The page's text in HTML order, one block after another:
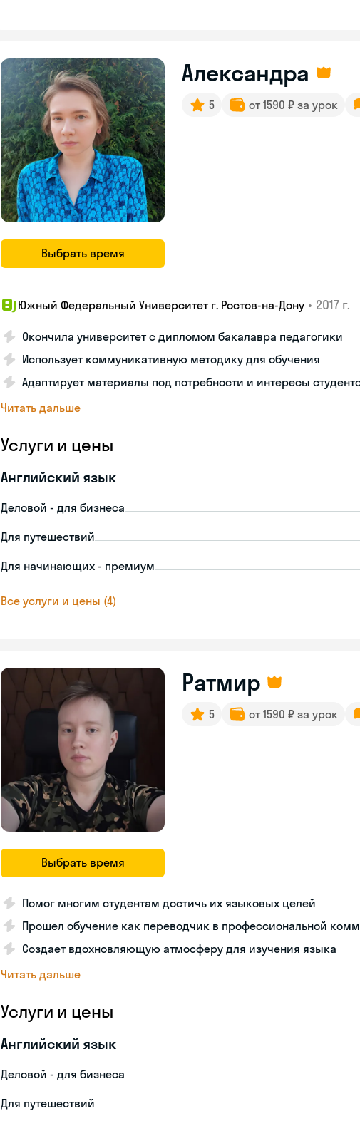
Выбрать время
Александра
5 от 1590 ₽ за урок
Южный Федеральный Университет г. Ростов-на-Дону • 2017 г.
Окончила университет с дипломом бакалавра педагогики
Использует коммуникативную методику для обучения
Адаптирует материалы под потребности и интересы
Читать дальше
Услуги и цены
Английский язык
Деловой - для бизнеса
Для путешествий
Для начинающих - премиум
Все услуги и цены (4)
Выбрать время
Ратмир
5 от 1590 ₽ за урок
Помог многим студентам достичь их языковых целей
Прошел обучение как переводчик в профессиональной
Создает вдохновляющую атмосферу для изучения языка
Читать дальше
Услуги и цены
Английский язык
Деловой - для бизнеса
Для путешествий